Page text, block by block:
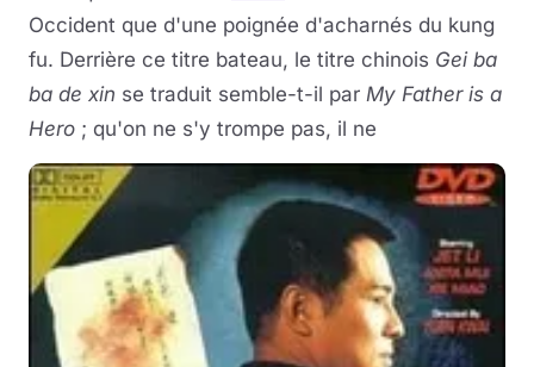
Occident que d'une poignée d'acharnés du kung
fu. Derrière ce titre bateau, le titre chinois Gei ba
ba de xin se traduit semble-t-il par My Father is a
Hero ; qu'on ne s'y trompe pas, il ne